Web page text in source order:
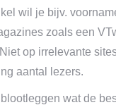
wil je bijv.
zoals een
op irrelevante
aantal lezers.
wat de